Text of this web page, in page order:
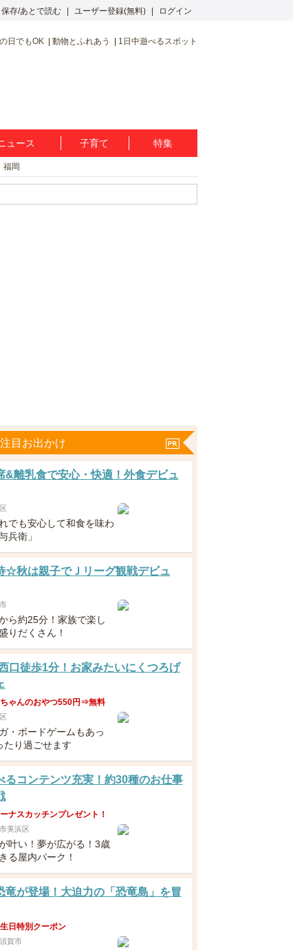
保存/あとで読む ユーザー登録(無料) ログイン
日でもOK 動物とふれあう 1日中遊べるスポット
ュース 子育て 特集
福岡
目お出かけ
&離乳食で安心・快適！外食デビュ
でも安心して和食を味わ
兵衛」
秋は親子でＪリーグ観戦デビュ
ら約25分！家族で楽し
りだくさん！
口徒歩1分！お家みたいにくつろげ
ゃんのおやつ550円⇒無料
・ボードゲームもあっ
たり過ごせます
るコンテンツ充実！約30種のお仕事
ナスカッチンプレゼント！
美浜区
叶い！夢が広がる！3歳
る屋内パーク！
竜が登場！大迫力の「恐竜島」を冒
日特別クーポン
賀市